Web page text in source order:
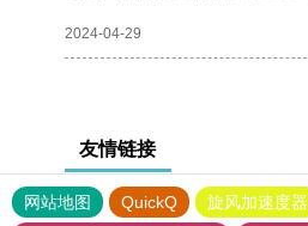
2024-04-29
友情链接
网站地图 QuickQ 旋风加速度器